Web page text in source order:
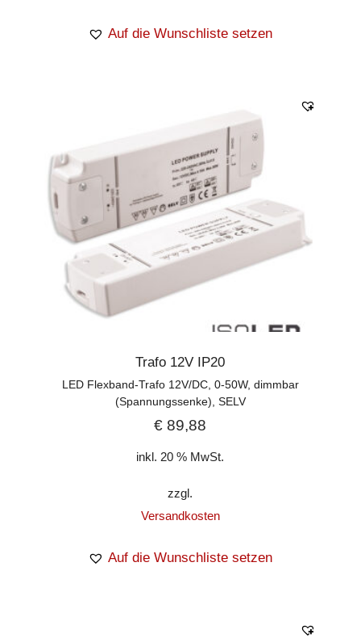
Auf die Wunschliste setzen
Trafo 12V IP20
LED Flexband-Trafo 12V/DC, 0-50W, dimmbar
(Spannungssenke), SELV
€ 89,88
inkl. 20 % MwSt.
zzgl.
Versandkosten
Auf die Wunschliste setzen